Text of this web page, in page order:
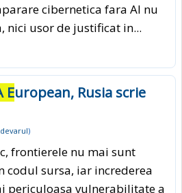
cibernetica fara AI nu
nici usor de justificat in...
European, Rusia scrie
)
frontierele nu mai sunt
codul sursa, iar increderea
periculoasa vulnerabilitate a